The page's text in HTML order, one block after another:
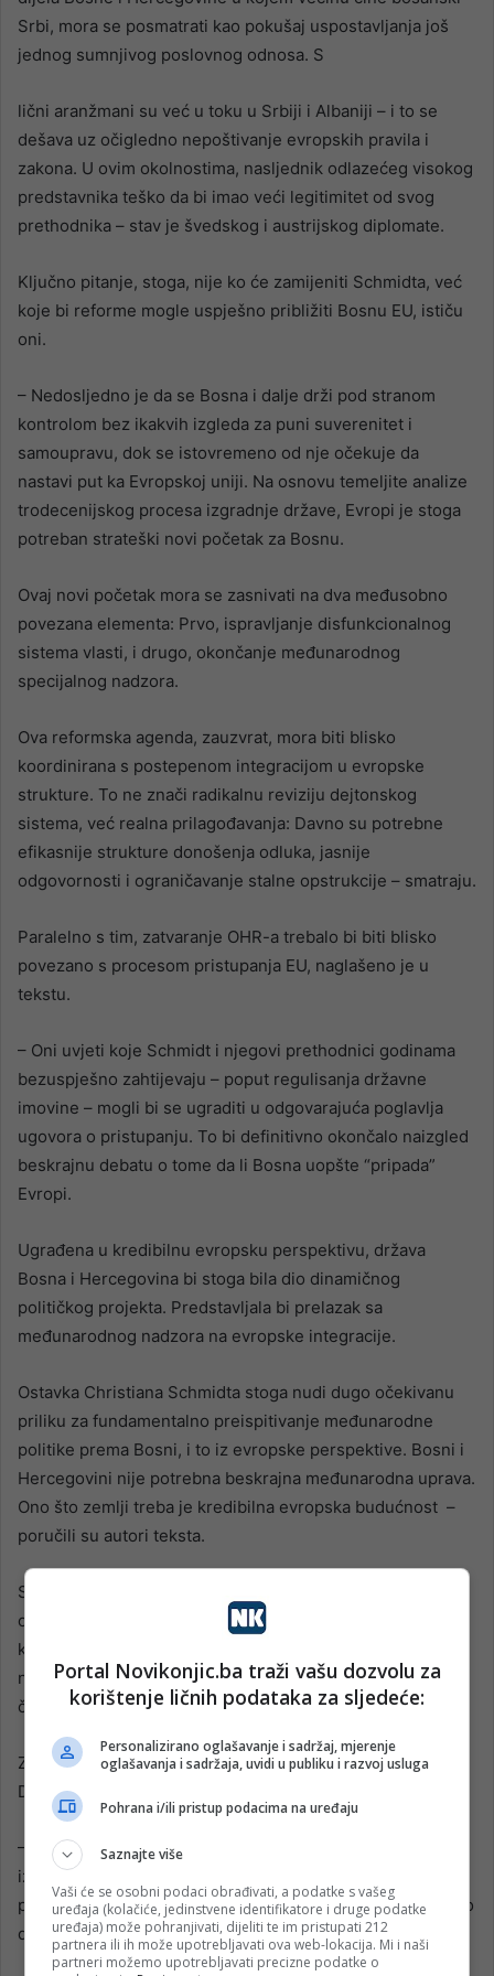
Srbi, mora se posmatrati kao pokušaj uspostavljanja još
jednog sumnjivog poslovnog odnosa. S
lični aranžmani su već u toku u Srbiji i Albaniji – i to se
dešava uz očigledno nepoštivanje evropskih pravila i
zakona. U ovim okolnostima, nasljednik odlazećeg visokog
predstavnika teško da bi imao veći legitimitet od svog
prethodnika – stav je švedskog i austrijskog diplomate.
Ključno pitanje, stoga, nije ko će zamijeniti Schmidta, već
koje bi reforme mogle uspješno približiti Bosnu EU, ističu
oni.
– Nedosljedno je da se Bosna i dalje drži pod stranom
kontrolom bez ikakvih izgleda za puni suverenitet i
samoupravu, dok se istovremeno od nje očekuje da
nastavi put ka Evropskoj uniji. Na osnovu temeljite analize
trodecenijskog procesa izgradnje države, Evropi je stoga
potreban strateški novi početak za Bosnu.
Ovaj novi početak mora se zasnivati ​​na dva međusobno
povezana elementa: Prvo, ispravljanje disfunkcionalnog
sistema vlasti, i drugo, okončanje međunarodnog
specijalnog nadzora.
Ova reformska agenda, zauzvrat, mora biti blisko
koordinirana s postepenom integracijom u evropske
strukture. To ne znači radikalnu reviziju dejtonskog
sistema, već realna prilagođavanja: Davno su potrebne
efikasnije strukture donošenja odluka, jasnije
odgovornosti i ograničavanje stalne opstrukcije – smatraju.
Paralelno s tim, zatvaranje OHR-a trebalo bi biti blisko
povezano s procesom pristupanja EU, naglašeno je u
tekstu.
– Oni uvjeti koje Schmidt i njegovi prethodnici godinama
bezuspješno zahtijevaju – poput regulisanja državne
imovine – mogli bi se ugraditi u odgovarajuća poglavlja
ugovora o pristupanju. To bi definitivno okončalo naizgled
beskrajnu debatu o tome da li Bosna uopšte “pripada”
Evropi.
Ugrađena u kredibilnu evropsku perspektivu, država
Bosna i Hercegovina bi stoga bila dio dinamičnog
političkog projekta. Predstavljala bi prelazak sa
međunarodnog nadzora na evropske integracije.
Ostavka Christiana Schmidta stoga nudi dugo očekivanu
priliku za fundamentalno preispitivanje međunarodne
politike prema Bosni, i to iz evropske perspektive. Bosni i
Hercegovini nije potrebna beskrajna međunarodna uprava.
Ono što zemlji treba je kredibilna evropska budućnost –
poručili su autori teksta.
Slučajno ili ne, ovaj “tekst” poklapa se sa nedavnom
odlukom Narodne skupštine entiteta RS u Banjoj Luci
kojom je usvojena Deklaraciju o zatvaranju OHR-a u BiH. I
ne samo u RS-u traže zatvaranje OHR-a, to je želja i
čelnika HDZ-a Dragana Čovića.
Za razliku od svog vječitog političkog partnera Milorada
Dodika, Čović je i ovaj put lukaviji.
– Ja bih volio da novi visoki predstavnik bude čak
izmješten u briselske prostore jer ako naš put ide tim
pravcem, zašto to ne uraditi – kazao je Čović prije nekoliko
dana.
Portal Novikonjic.ba traži vašu dozvolu za
korištenje ličnih podataka za sljedeće:
Personalizirano oglašavanje i sadržaj, mjerenje
oglašavanja i sadržaja, uvidi u publiku i razvoj usluga
Pohrana i/ili pristup podacima na uređaju
Saznajte više
Vaši će se osobni podaci obrađivati, a podatke s vašeg
uređaja (kolačiće, jedinstvene identifikatore i druge podatke
uređaja) može pohranjivati, dijeliti te im pristupati 212
partnera ili ih može upotrebljavati ova web-lokacija. Mi i naši
partneri možemo upotrebljavati precizne podatke o